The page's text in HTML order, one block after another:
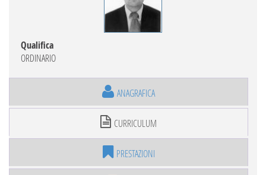
Qualifica
ORDINARIO
ANAGRAFICA
CURRICULUM
PRESTAZIONI